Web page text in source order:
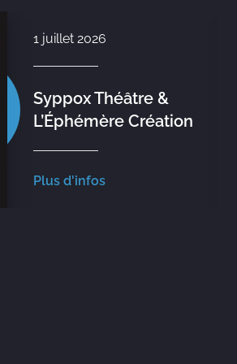
1 juillet 2026
Syppox Théâtre &
L’Éphémère Création
Plus d'infos